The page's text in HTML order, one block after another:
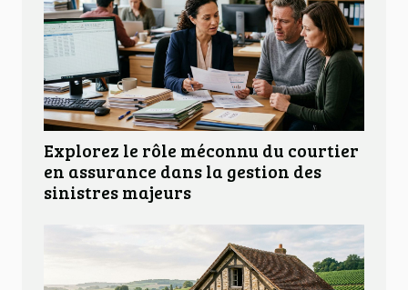
Explorez le rôle méconnu du courtier
en assurance dans la gestion des
sinistres majeurs